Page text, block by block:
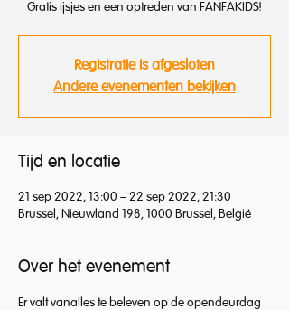
Gratis ijsjes en een optreden van FANFAKIDS!
Registratie is afgesloten
Andere evenementen bekijken
Tijd en locatie
21 sep 2022, 13:00 – 22 sep 2022, 21:30
Brussel, Nieuwland 198, 1000 Brussel, België
Over het evenement
Er valt vanalles te beleven op de opendeurdag